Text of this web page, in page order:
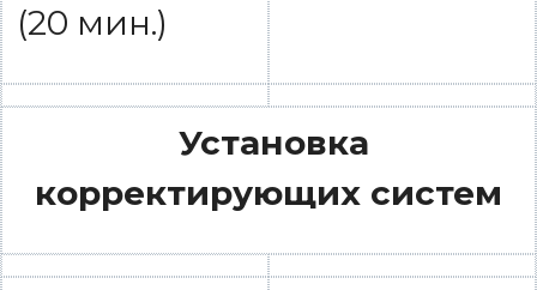
(20 мин.)
Установка
корректирующих систем